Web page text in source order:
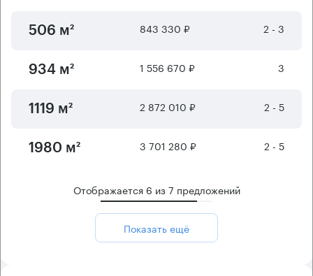
506 м² 843 330 ₽ 2 - 3
934 м² 1 556 670 ₽ 3
1119 м² 2 872 010 ₽ 2 - 5
1980 м² 3 701 280 ₽ 2 - 5
Отображается 6 из7 предложений
Показать ещё